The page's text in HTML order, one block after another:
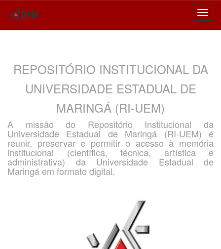
REPOSITÓRIO INSTITUCIONAL DA
UNIVERSIDADE ESTADUAL DE
MARINGÁ (RI-UEM)
A missão do Repositório Institucional da
Universidade Estadual de Maringá (RI-UEM) é
reunir, preservar e permitir o acesso à memória
institucional (científica, técnica, artística e
administrativa) da Universidade Estadual de
Maringá em formato digital.